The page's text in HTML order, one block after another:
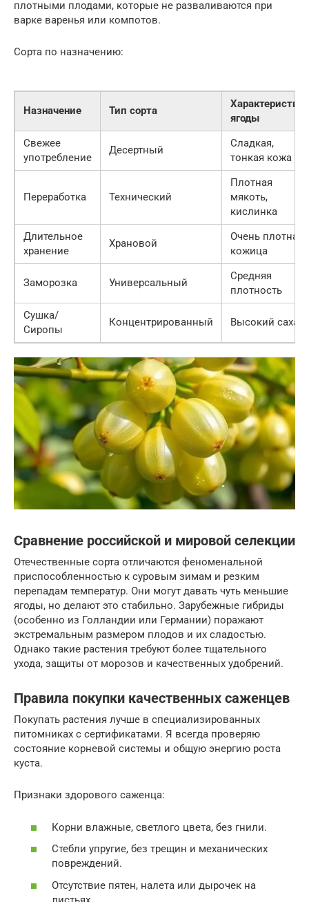
плотными плодами, которые не разваливаются при
варке варенья или компотов.
Сорта по назначению:
Назначение Тип сорта
Характеристика
ягоды
Свежее
употребление
Десертный
Сладкая,
тонкая кожа
Переработка Технический
Плотная
мякоть,
кислинка
Длительное
хранение
Храновой
Очень плотная
кожица
Заморозка Универсальный
Средняя
плотность
Сушка/
Сиропы
Концентрированный Высокий сахар
Сравнение российской и мировой селекции
Отечественные сорта отличаются феноменальной
приспособленностью к суровым зимам и резким
перепадам температур. Они могут давать чуть меньшие
ягоды, но делают это стабильно. Зарубежные гибриды
(особенно из Голландии или Германии) поражают
экстремальным размером плодов и их сладостью.
Однако такие растения требуют более тщательного
ухода, защиты от морозов и качественных удобрений.
Правила покупки качественных саженцев
Покупать растения лучше в специализированных
питомниках с сертификатами. Я всегда проверяю
состояние корневой системы и общую энергию роста
куста.
Признаки здорового саженца:
Корни влажные, светлого цвета, без гнили.
Стебли упругие, без трещин и механических
повреждений.
Отсутствие пятен, налета или дырочек на